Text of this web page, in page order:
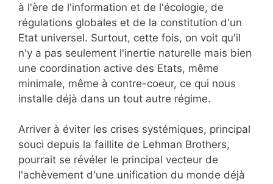
à l'ère de l'information et de l'écologie, de
régulations globales et de la constitution d'un
Etat universel. Surtout, cette fois, on voit qu'il
n'y a pas seulement l'inertie naturelle mais bien
une coordination active des Etats, même
minimale, même à contre-coeur, ce qui nous
installe déjà dans un tout autre régime.
Arriver à éviter les crises systémiques, principal
souci depuis la faillite de Lehman Brothers,
pourrait se révéler le principal vecteur de
l'achèvement d'une unification du monde déjà